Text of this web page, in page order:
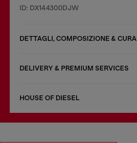
ID: DX144300DJW
DETTAGLI, COMPOSIZIONE & CURA
DELIVERY & PREMIUM SERVICES
HOUSE OF DIESEL